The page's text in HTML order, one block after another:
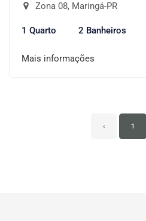
Zona 08, Maringá-PR
1 Quarto 2 Banheiros
Mais informações
‹ 1